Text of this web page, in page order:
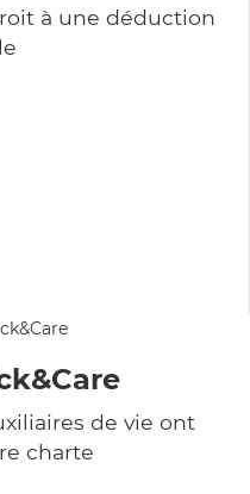
à une déduction
de vie ont
charte